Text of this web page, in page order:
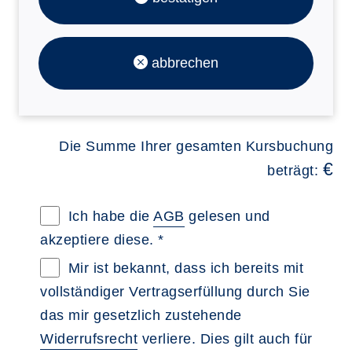
abbrechen
Die Summe Ihrer gesamten Kursbuchung
beträgt: €
Allgemeine Geschäftsbedingungen im
Ich habe die AGB gelesen und
akzeptiere diese. *
Widerrufsbelehrung im neuen Browsertab
Mir ist bekannt, dass ich bereits mit
vollständiger Vertragserfüllung durch Sie
das mir gesetzlich zustehende
Widerrufsrecht verliere. Dies gilt auch für